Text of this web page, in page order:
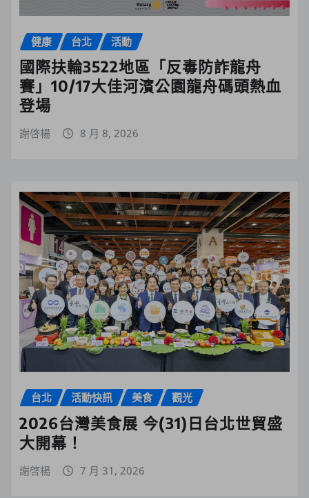
健康 台北 活動
國際扶輪3522地區「反毒防詐龍舟
賽」10/17大佳河濱公園龍舟碼頭熱血
登場
謝啓楊 8 月 8, 2026
台北 活動快訊 美食 觀光
2026台灣美食展 今(31)日台北世貿盛
大開幕！
謝啓楊 7 月 31, 2026